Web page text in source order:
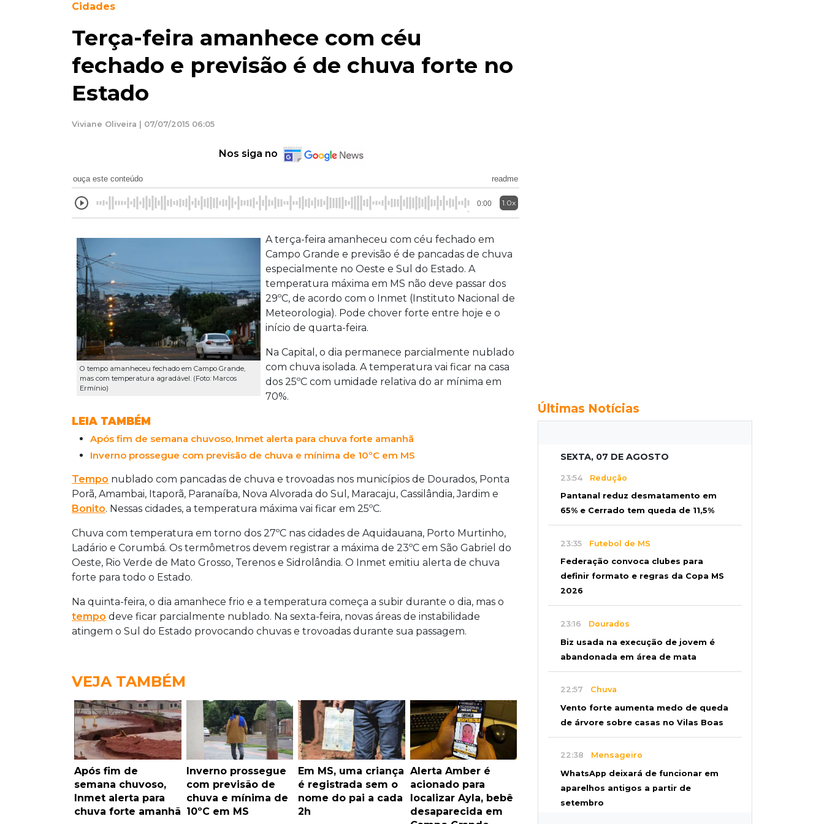
Cidades
Terça-feira amanhece com céu
fechado e previsão é de chuva forte no
Estado
Viviane Oliveira | 07/07/2015 06:05
Nos siga no
ouça este conteúdo readme
0:00 1.0x
O tempo amanheceu fechado em Campo Grande,
mas com temperatura agradável. (Foto: Marcos
Ermínio)
A terça-feira amanheceu com céu fechado em
Campo Grande e previsão é de pancadas de chuva
especialmente no Oeste e Sul do Estado. A
temperatura máxima em MS não deve passar dos
29ºC, de acordo com o Inmet (Instituto Nacional de
Meteorologia). Pode chover forte entre hoje e o
início de quarta-feira.
Na Capital, o dia permanece parcialmente nublado
com chuva isolada. A temperatura vai ficar na casa
dos 25ºC com umidade relativa do ar mínima em
70%.
LEIA TAMBÉM
Após fim de semana chuvoso, Inmet alerta para chuva forte amanhã
Inverno prossegue com previsão de chuva e mínima de 10ºC em MS
Tempo nublado com pancadas de chuva e trovoadas nos municípios de Dourados, Ponta
Porã, Amambai, Itaporã, Paranaíba, Nova Alvorada do Sul, Maracaju, Cassilândia, Jardim e
Bonito. Nessas cidades, a temperatura máxima vai ficar em 25ºC.
Chuva com temperatura em torno dos 27ºC nas cidades de Aquidauana, Porto Murtinho,
Ladário e Corumbá. Os termômetros devem registrar a máxima de 23ºC em São Gabriel do
Oeste, Rio Verde de Mato Grosso, Terenos e Sidrolândia. O Inmet emitiu alerta de chuva
forte para todo o Estado.
Na quinta-feira, o dia amanhece frio e a temperatura começa a subir durante o dia, mas o
tempo deve ficar parcialmente nublado. Na sexta-feira, novas áreas de instabilidade
atingem o Sul do Estado provocando chuvas e trovoadas durante sua passagem.
VEJA TAMBÉM
Após fim de
semana chuvoso,
Inmet alerta para
chuva forte amanhã
Inverno prossegue
com previsão de
chuva e mínima de
10ºC em MS
Em MS, uma criança
é registrada sem o
nome do pai a cada
2h
Alerta Amber é
acionado para
localizar Ayla, bebê
desaparecida em
Últimas Notícias
SEXTA, 07 DE AGOSTO
23:54 Redução
Pantanal reduz desmatamento em
65% e Cerrado tem queda de 11,5%
23:35 Futebol de MS
Federação convoca clubes para
definir formato e regras da Copa MS
2026
23:16 Dourados
Biz usada na execução de jovem é
abandonada em área de mata
22:57 Chuva
Vento forte aumenta medo de queda
de árvore sobre casas no Vilas Boas
22:38 Mensageiro
WhatsApp deixará de funcionar em
aparelhos antigos a partir de
setembro